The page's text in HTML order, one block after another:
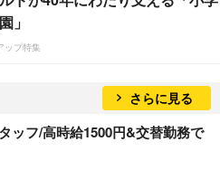
」
ップ特集
さらに見る
ッフ/高時給1500円&交替勤務で